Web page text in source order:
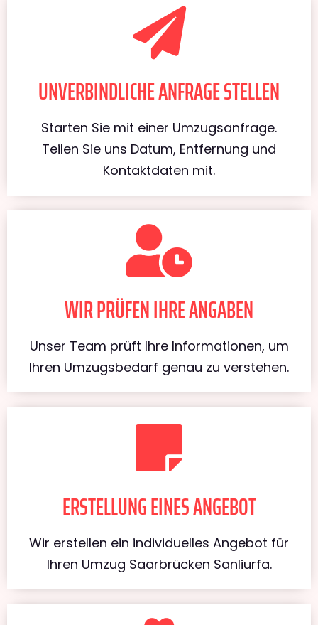
UNVERBINDLICHE ANFRAGE STELLEN
Starten Sie mit einer Umzugsanfrage.
Teilen Sie uns Datum, Entfernung und
Kontaktdaten mit.
WIR PRÜFEN IHRE ANGABEN
Unser Team prüft Ihre Informationen, um
Ihren Umzugsbedarf genau zu verstehen.
ERSTELLUNG EINES ANGEBOT
Wir erstellen ein individuelles Angebot für
Ihren Umzug Saarbrücken Sanliurfa.